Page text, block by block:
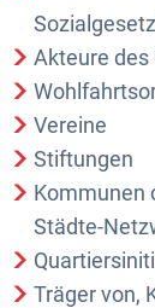
Akteure
Vereine
Stiftungen
Kommunen
Städte-
Träger von,